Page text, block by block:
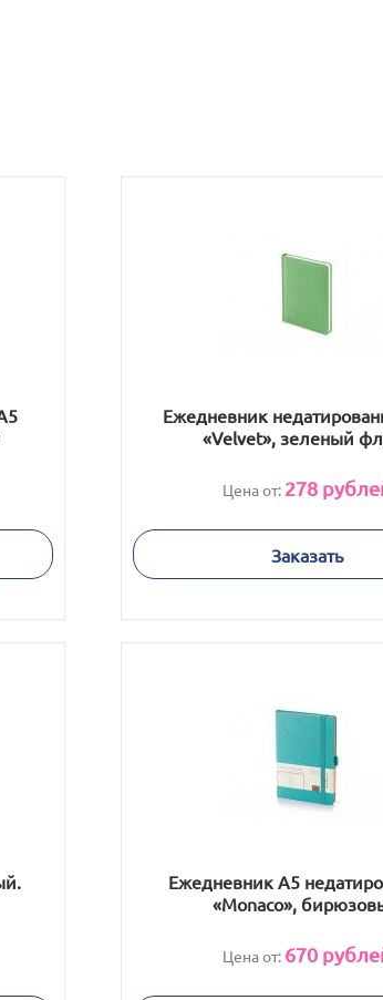
Ежедневник
«Velvet», зеленый
Цена от: 278
Заказать
Ежедневник А5
«Monaco»,
Цена от: 670